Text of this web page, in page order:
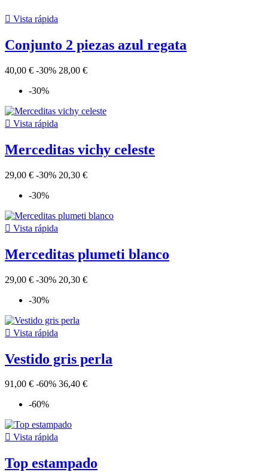
 Vista rápida
Conjunto 2 piezas azul regata
40,00 € -30% 28,00 €
-30%
 Vista rápida
Merceditas vichy celeste
29,00 € -30% 20,30 €
-30%
 Vista rápida
Merceditas plumeti blanco
29,00 € -30% 20,30 €
-30%
 Vista rápida
Vestido gris perla
91,00 € -60% 36,40 €
-60%
 Vista rápida
Top estampado